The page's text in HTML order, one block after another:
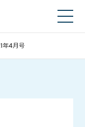
年4月号